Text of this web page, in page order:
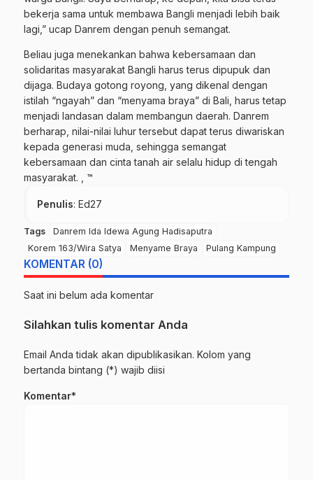
bekerja sama untuk membawa Bangli menjadi lebih baik
lagi,” ucap Danrem dengan penuh semangat.
Beliau juga menekankan bahwa kebersamaan dan
solidaritas masyarakat Bangli harus terus dipupuk dan
dijaga. Budaya gotong royong, yang dikenal dengan
istilah “ngayah” dan “menyama braya” di Bali, harus tetap
menjadi landasan dalam membangun daerah. Danrem
berharap, nilai-nilai luhur tersebut dapat terus diwariskan
kepada generasi muda, sehingga semangat
kebersamaan dan cinta tanah air selalu hidup di tengah
masyarakat. , ™
Penulis: Ed27
Tags
Danrem Ida Idewa Agung Hadisaputra
Korem 163/Wira Satya
Menyame Braya Pulang Kampung
KOMENTAR (0)
Saat ini belum ada komentar
Silahkan tulis komentar Anda
Email Anda tidak akan dipublikasikan. Kolom yang
bertanda bintang (*) wajib diisi
Komentar*